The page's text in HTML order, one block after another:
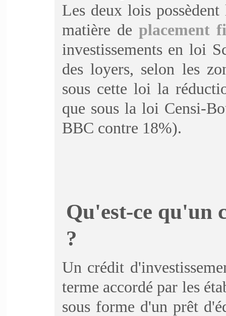
Les deux lois
matière de placement
investissements en loi
des loyers, selon les
sous cette loi la
que sous la loi Censi-
BBC contre 18%).
Qu'est-ce qu'un
?
Un crédit
terme accordé par les
sous forme d'un prêt